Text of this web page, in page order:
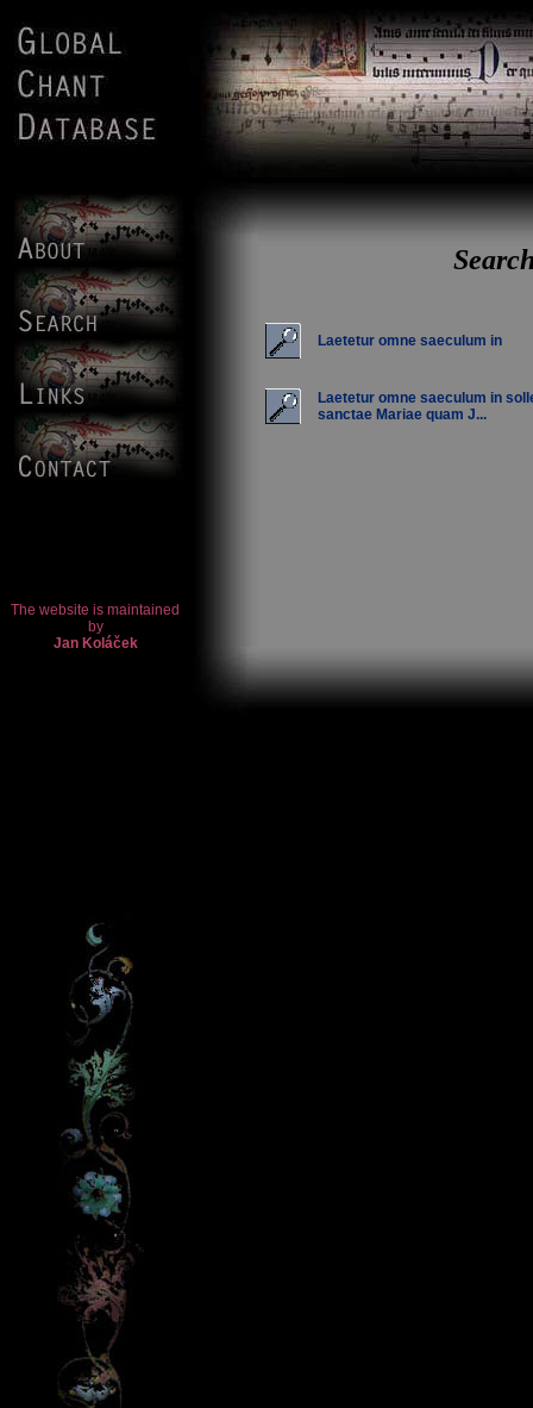
Laetetur omne saeculum in
Laetetur omne saeculum in
sanctae Mariae quam J...